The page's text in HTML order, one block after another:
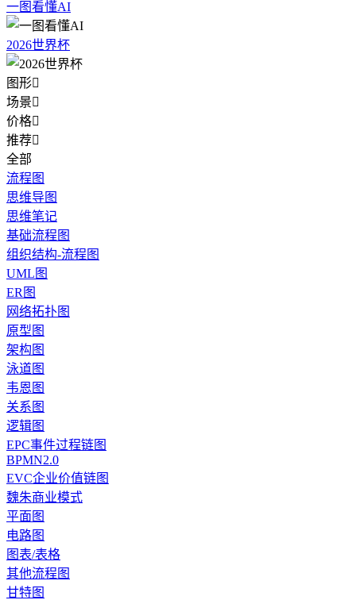
一图看懂AI
2026世界杯
图形
场景
价格
推荐
全部
流程图
思维导图
思维笔记
基础流程图
组织结构-流程图
UML图
ER图
网络拓扑图
原型图
架构图
泳道图
韦恩图
关系图
逻辑图
EPC事件过程链图
BPMN2.0
EVC企业价值链图
魏朱商业模式
平面图
电路图
图表/表格
其他流程图
甘特图